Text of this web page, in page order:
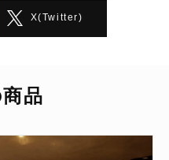
X(Twitter)
品